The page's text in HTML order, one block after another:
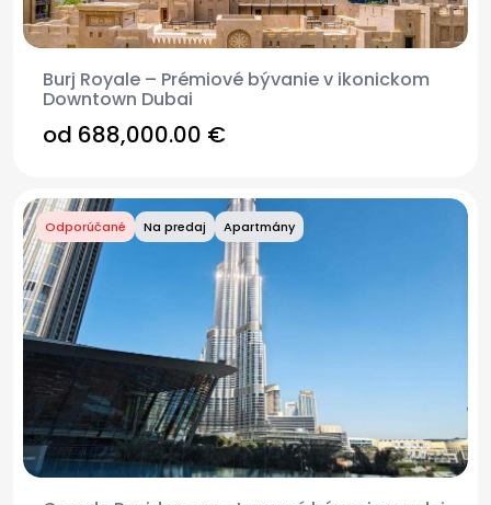
Burj Royale – Prémiové bývanie v ikonickom
Downtown Dubai
od 688,000.00 €
Odporúčané Na predaj Apartmány